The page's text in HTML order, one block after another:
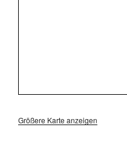
Größere Karte anzeigen